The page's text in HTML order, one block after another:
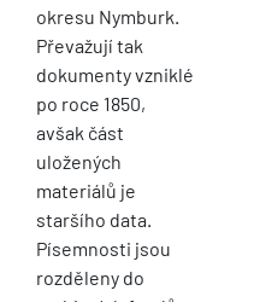
okresu Nymburk.
Převažují tak
dokumenty vzniklé
po roce 1850,
avšak část
uložených
materiálů je
staršího data.
Písemnosti jsou
rozděleny do